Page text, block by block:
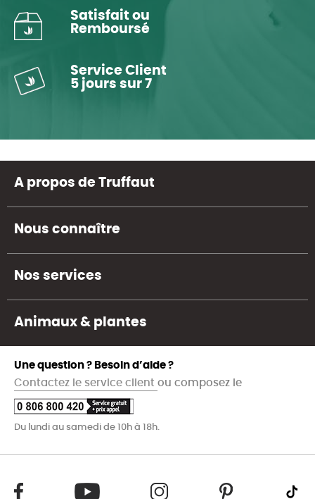
Satisfait ou
Remboursé
Service Client
5 jours sur 7
A propos de Truffaut
Nous connaître
Nos services
Animaux & plantes
Une question ? Besoin d’aide ?
Contactez le service client ou composez le
Du lundi au samedi de 10h à 18h.